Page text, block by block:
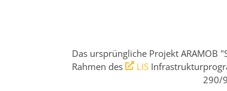
Das ursprüngliche Projekt
Rahmen des
LIS
290/